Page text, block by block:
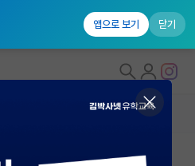
앱으로 보기 닫기